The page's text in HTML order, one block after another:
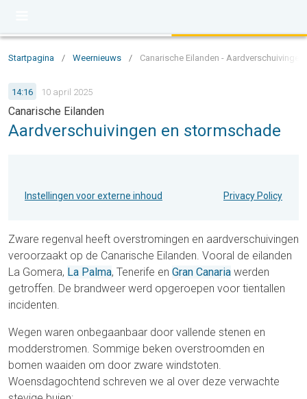
Startpagina / Weernieuws / Canarische Eilanden -
14:16 10 april 2025
Canarische Eilanden
Aardverschuivingen en stormschade
Instellingen voor externe inhoud Privacy Policy
Zware regenval heeft overstromingen en aardverschuivingen
veroorzaakt op de Canarische Eilanden. Vooral de eilanden
La Gomera, La Palma, Tenerife en Gran Canaria werden
getroffen. De brandweer werd opgeroepen voor tientallen
incidenten.
Wegen waren onbegaanbaar door vallende stenen en
modderstromen. Sommige beken overstroomden en
bomen waaiden om door zware windstoten.
Woensdagochtend schreven we al over deze verwachte